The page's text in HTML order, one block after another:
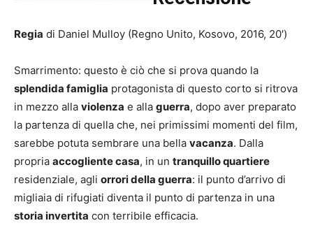
Regia di Daniel Mulloy (Regno Unito, Kosovo, 2016, 20′)
Smarrimento: questo è ciò che si prova quando la
splendida famiglia protagonista di questo corto si ritrova
in mezzo alla violenza e alla guerra, dopo aver preparato
la partenza di quella che, nei primissimi momenti del film,
sarebbe potuta sembrare una bella vacanza. Dalla
propria accogliente casa, in un tranquillo quartiere
residenziale, agli orrori della guerra: il punto d’arrivo di
migliaia di rifugiati diventa il punto di partenza in una
storia invertita con terribile efficacia.